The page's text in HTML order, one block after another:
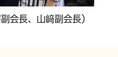
会長、山﨑副会長）